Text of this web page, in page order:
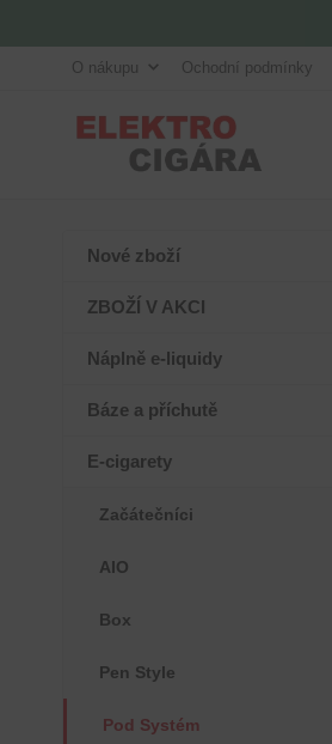
O nákupu Ochodní podmínky
Nové zboží
ZBOŽÍ V AKCI
Náplně e-liquidy
Báze a příchutě
E-cigarety
Začátečníci
AIO
Box
Pen Style
Pod Systém